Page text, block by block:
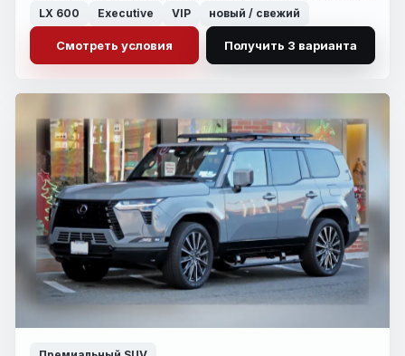
варианты под личную покупку, компанию или лизинг.
LX 600 Executive VIP новый / свежий
Смотреть условия Получить 3 варианта